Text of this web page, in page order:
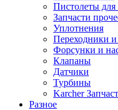
Пистолеты
Запчасти
Уплотнения
Переходники
Форсунки и
Клапаны
Датчики
Турбины
Karcher
Разное